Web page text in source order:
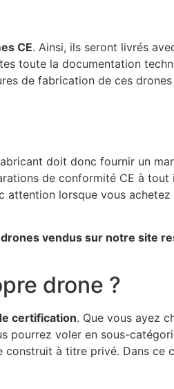
CE. Ainsi, ils seront livrés
toute la documentation
de fabrication de ces
doit donc fournir un
de conformité CE à
lorsque vous achetez
vendus sur notre site
drone ?
certification. Que vous ayez
pourrez voler en sous-
à titre privé. Dans ce